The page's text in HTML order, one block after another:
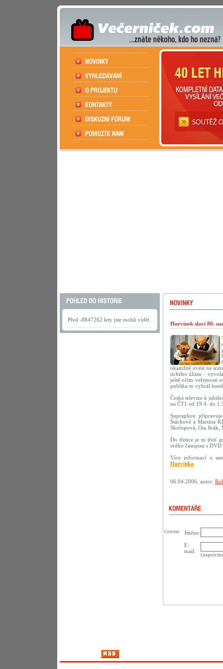
Před -8847262 lety jste mohli vidět .
Hurvínek slaví 80.
okamžitě uvést na
tichého úžasu -
ještě očím veřejnosti
publika to vyhrál
Česká televize k
na ČT1 od 19.4. do
Supraphon
Štáchové a Martina
Skořepová, Ota Jirák,
Do třetice je tu třetí
svého časopisu s
Více informací o
Hurvínka
06.04.2006, autor:
Jméno:
E-
mail:
Content